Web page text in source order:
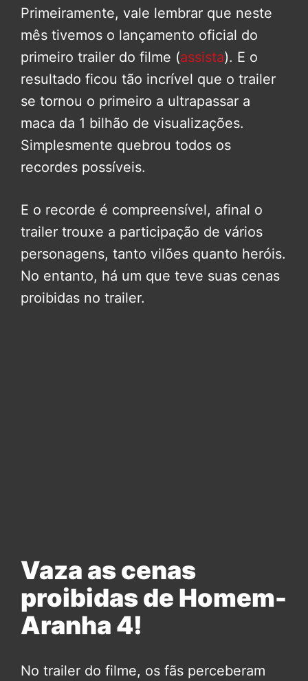
Primeiramente, vale lembrar que neste
mês tivemos o lançamento oficial do
primeiro trailer do filme (assista). E o
resultado ficou tão incrível que o trailer
se tornou o primeiro a ultrapassar a
maca da 1 bilhão de visualizações.
Simplesmente quebrou todos os
recordes possíveis.
E o recorde é compreensível, afinal o
trailer trouxe a participação de vários
personagens, tanto vilões quanto heróis.
No entanto, há um que teve suas cenas
proibidas no trailer.
Vaza as cenas
proibidas de Homem-
Aranha 4!
No trailer do filme, os fãs perceberam